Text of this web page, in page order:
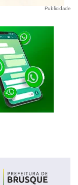
Publicidade